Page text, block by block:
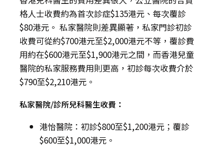
格人士收費約為首次診症$135港元、每次覆診
$80港元。 私家醫院則差異顯著，私家門診初診
收費可從約$700港元至$2,000港元不等，覆診費
用約在$600港元至$1,900港元之間，而香港兒童
醫院的私家服務費用則更高，初診每次收費介於
$790至$2,210港元。
私家醫院/診所兒科醫生收費：
港怡醫院：初診$800至$1,200港元；覆診
$600至$1,000港元。